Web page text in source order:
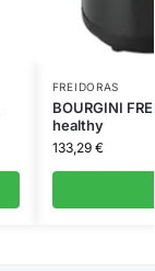
FREIDORAS
BOURGINI
healthy
133,29 €